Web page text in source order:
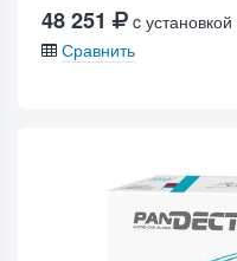
48 251
c установкой
Сравнить